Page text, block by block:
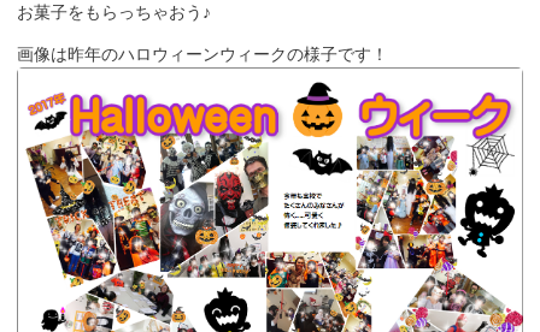
お菓子をもらっちゃおう♪
画像は昨年のハロウィーンウィークの様子です！